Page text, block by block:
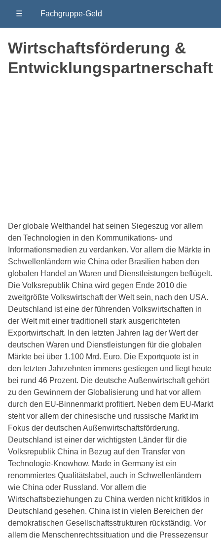
☰ Fachgruppe-Geld
Wirtschaftsförderung &
Entwicklungspartnerschaft
Der globale Welthandel hat seinen Siegeszug vor allem
den Technologien in den Kommunikations- und
Informationsmedien zu verdanken. Vor allem die Märkte in
Schwellenländern wie China oder Brasilien haben den
globalen Handel an Waren und Dienstleistungen beflügelt.
Die Volksrepublik China wird gegen Ende 2010 die
zweitgrößte Volkswirtschaft der Welt sein, nach den USA.
Deutschland ist eine der führenden Volkswirtschaften in
der Welt mit einer traditionell stark ausgerichteten
Exportwirtschaft. In den letzten Jahren lag der Wert der
deutschen Waren und Dienstleistungen für die globalen
Märkte bei über 1.100 Mrd. Euro. Die Exportquote ist in
den letzten Jahrzehnten immens gestiegen und liegt heute
bei rund 46 Prozent. Die deutsche Außenwirtschaft gehört
zu den Gewinnern der Globalisierung und hat vor allem
durch den EU-Binnenmarkt profitiert. Neben dem EU-Markt
steht vor allem der chinesische und russische Markt im
Fokus der deutschen Außenwirtschaftsförderung.
Deutschland ist einer der wichtigsten Länder für die
Volksrepublik China in Bezug auf den Transfer von
Technologie-Knowhow. Made in Germany ist ein
renommiertes Qualitätslabel, auch in Schwellenländern
wie China oder Russland. Vor allem die
Wirtschaftsbeziehungen zu China werden nicht kritiklos in
Deutschland gesehen. China ist in vielen Bereichen der
demokratischen Gesellschaftsstrukturen rückständig. Vor
allem die Menschenrechtssituation und die Pressezensur